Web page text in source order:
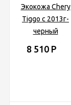
8 510 Р